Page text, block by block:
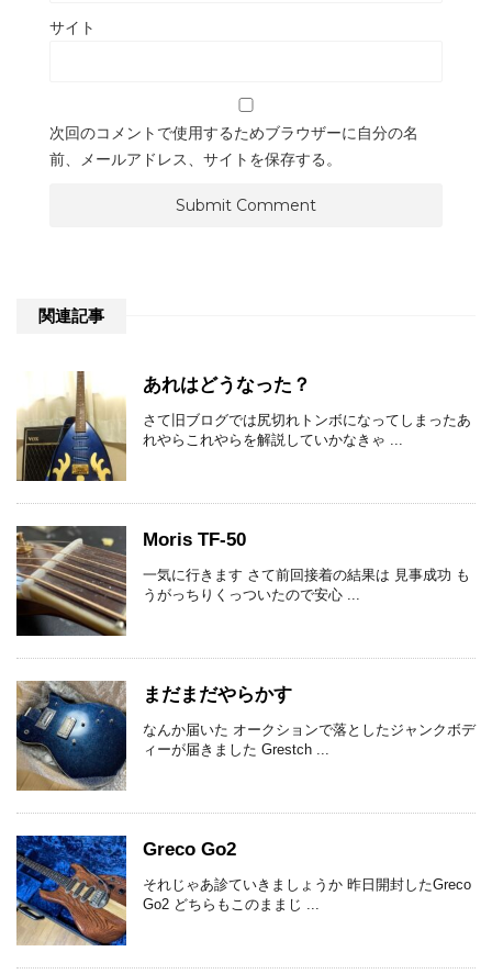
サイト
次回のコメントで使用するためブラウザーに自分の名
前、メールアドレス、サイトを保存する。
関連記事
あれはどうなった？
さて旧ブログでは尻切れトンボになってしまったあ
れやらこれやらを解説していかなきゃ ...
Moris TF-50
一気に行きます さて前回接着の結果は 見事成功 も
うがっちりくっついたので安心 ...
まだまだやらかす
なんか届いた オークションで落としたジャンクボデ
ィーが届きました Grestch ...
Greco Go2
それじゃあ診ていきましょうか 昨日開封したGreco
Go2 どちらもこのままじ ...